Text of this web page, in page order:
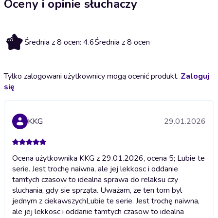
Oceny i opinie słuchaczy
4.6 Średnia z 8 ocen: 4.6Średnia z 8 ocen
Tylko zalogowani użytkownicy mogą ocenić produkt. Zaloguj
się
KKG 29.01.2026
Ocena użytkownika KKG z 29.01.2026, ocena 5; Lubie te
serie. Jest trochę naiwna, ale jej lekkosc i oddanie
tamtych czasow to idealna sprawa do relaksu czy
sluchania, gdy sie sprząta. Uważam, ze ten tom byl
jednym z ciekawszychLubie te serie. Jest trochę naiwna,
ale jej lekkosc i oddanie tamtych czasow to idealna